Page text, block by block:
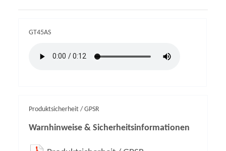
GT45AS
Produktsicherheit / GPSR
Warnhinweise & Sicherheitsinformationen